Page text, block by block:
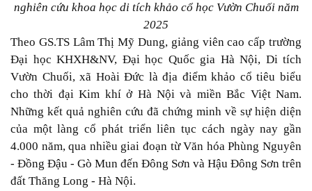
nghiên cứu khoa học di tích khảo cổ học Vườn Chuối năm
2025
Theo GS.TS Lâm Thị Mỹ Dung, giảng viên cao cấp trường
Đại học KHXH&NV, Đại học Quốc gia Hà Nội, Di tích
Vườn Chuối, xã Hoài Đức là địa điểm khảo cổ tiêu biểu
cho thời đại Kim khí ở Hà Nội và miền Bắc Việt Nam.
Những kết quả nghiên cứu đã chứng minh về sự hiện diện
của một làng cổ phát triển liên tục cách ngày nay gần
4.000 năm, qua nhiều giai đoạn từ Văn hóa Phùng Nguyên
- Đồng Đậu - Gò Mun đến Đông Sơn và Hậu Đông Sơn trên
đất Thăng Long - Hà Nội.